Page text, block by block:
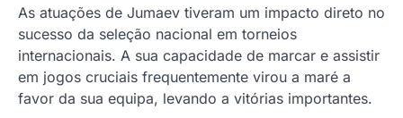
As atuações de Jumaev tiveram um impacto direto no
sucesso da seleção nacional em torneios
internacionais. A sua capacidade de marcar e assistir
em jogos cruciais frequentemente virou a maré a
favor da sua equipa, levando a vitórias importantes.